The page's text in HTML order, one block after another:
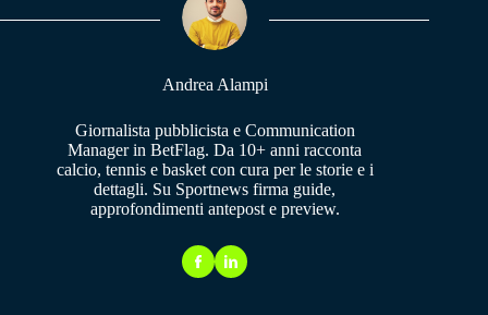
pp m
Andrea Alampi
Giornalista pubblicista e Communication
Manager in BetFlag. Da 10+ anni racconta
calcio, tennis e basket con cura per le storie e i
dettagli. Su Sportnews firma guide,
approfondimenti antepost e preview.